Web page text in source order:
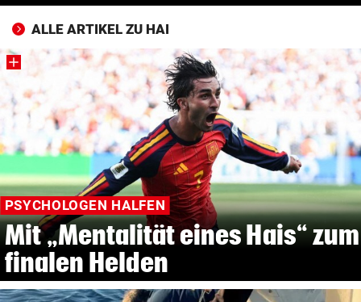
ALLE ARTIKEL ZU HAI
PSYCHOLOGEN HALFEN
Mit „Mentalität eines Hais“ zum
finalen Helden